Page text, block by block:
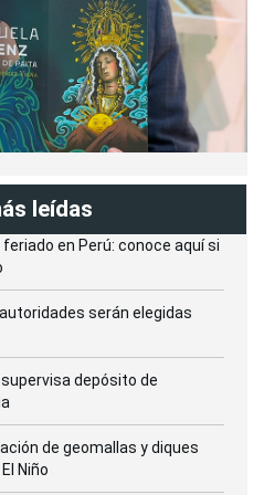
leídas
en Perú: conoce aquí si
serán elegidas
depósito de
de geomallas y diques
Niño